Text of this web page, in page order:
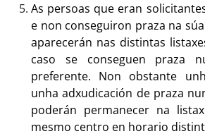
As persoas que eran
e non conseguiron praza na
aparecerán nas distintas
caso se conseguen praza
preferente. Non obstante
unha adxudicación de praza
poderán permanecer na
mesmo centro en horario